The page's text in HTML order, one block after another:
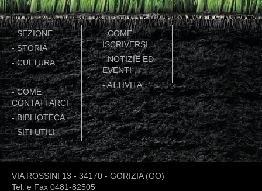
-SEZIONE
-STORIA
-CULTURA
-COME
ISCRIVERSI
-NOTIZIE ED
EVENTI
-ATTIVITA'
-COME
CONTATTARCI
-BIBLIOTECA
-SITI UTILI
VIA ROSSINI 13 - 34170 - GORIZIA (GO)
Tel. e Fax 0481-82505